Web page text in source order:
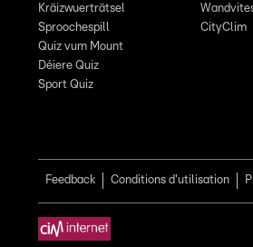
Kräizwuerträtsel
Sproochespill
Quiz vum Mount
Déiere Quiz
Sport Quiz
CityClim
Feedback Conditions d'utilisation